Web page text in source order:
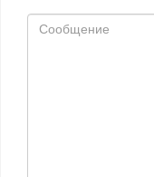
Сообщение